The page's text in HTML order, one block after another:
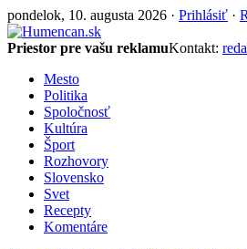
pondelok, 10. augusta 2026 · Prihlásiť ·
Priestor pre vašu reklamuKontakt:
Mesto
Politika
Spoločnosť
Kultúra
Šport
Rozhovory
Slovensko
Svet
Recepty
Komentáre